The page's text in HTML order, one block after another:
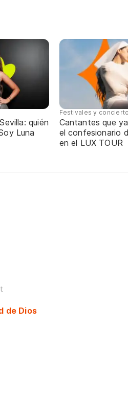
quién
Luna
Festivales y
Cantantes que
el confesionario
en el LUX TOUR
de Dios